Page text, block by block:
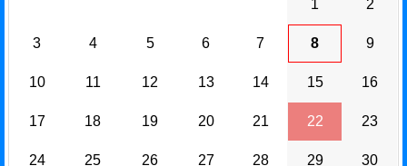
1 2
3 4 5 6 7 8 9
10 11 12 13 14 15 16
17 18 19 20 21 22 23
24 25 26 27 28 29 30